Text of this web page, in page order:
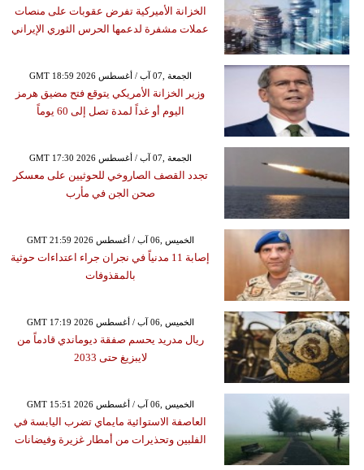
الخزانة الأميركية تفرض عقوبات على منصات
عملات مشفرة لدعمها الحرس الثوري الإيراني
GMT 18:59 2026 الجمعة ,07 آب / أغسطس
وزير الخزانة الأمريكي يتوقع فتح مضيق هرمز
اليوم أو غداً لمدة تصل إلى 60 يوماً
GMT 17:30 2026 الجمعة ,07 آب / أغسطس
تجدد القصف الصاروخي للحوثيين على معسكر
صحن الجن في مأرب
GMT 21:59 2026 الخميس ,06 آب / أغسطس
إصابة 11 مدنياً في نجران جراء اعتداءات حوثية
بالمقذوفات
GMT 17:19 2026 الخميس ,06 آب / أغسطس
ريال مدريد يحسم صفقة ديوماندي قادماً من
لايبزيغ حتى 2033
GMT 15:51 2026 الخميس ,06 آب / أغسطس
العاصفة الاستوائية مايماي تضرب اليابسة في
الفلبين وتحذيرات من أمطار غزيرة وفيضانات